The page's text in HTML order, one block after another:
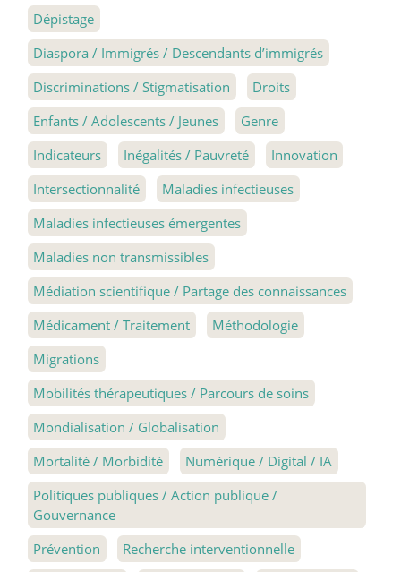
Dépistage
Diaspora / Immigrés / Descendants d’immigrés
Discriminations / Stigmatisation
Droits
Enfants / Adolescents / Jeunes
Genre
Indicateurs
Inégalités / Pauvreté
Innovation
Intersectionnalité
Maladies infectieuses
Maladies infectieuses émergentes
Maladies non transmissibles
Médiation scientifique / Partage des connaissances
Médicament / Traitement
Méthodologie
Migrations
Mobilités thérapeutiques / Parcours de soins
Mondialisation / Globalisation
Mortalité / Morbidité
Numérique / Digital / IA
Politiques publiques / Action publique /
Gouvernance
Prévention
Recherche interventionnelle